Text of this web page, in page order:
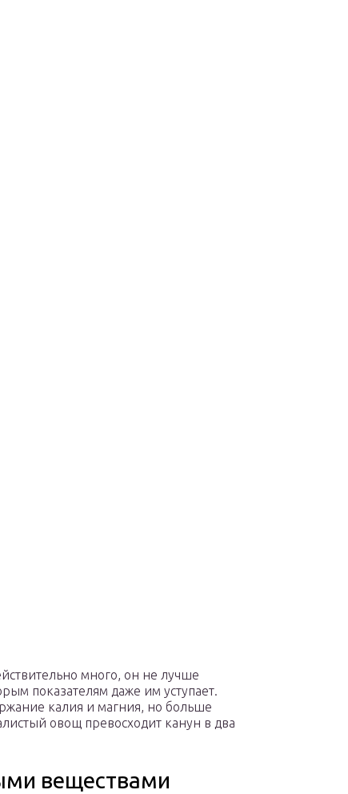
много, он не лучше
показателям даже им уступает.
калия и магния, но больше
овощ превосходит канун в два
веществами